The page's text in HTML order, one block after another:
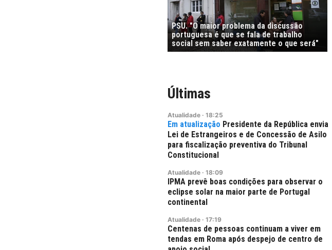
PSU. "O maior problema da discussão
portuguesa é que se fala de trabalho
social sem saber exatamente o que será"
Últimas
Atualidade · 18:25
Presidente da República envia
Lei de Estrangeiros e de Concessão de Asilo
para fiscalização preventiva do Tribunal
Constitucional
Atualidade · 18:09
IPMA prevê boas condições para observar o
eclipse solar na maior parte de Portugal
continental
Atualidade · 17:19
Centenas de pessoas continuam a viver em
tendas em Roma após despejo de centro de